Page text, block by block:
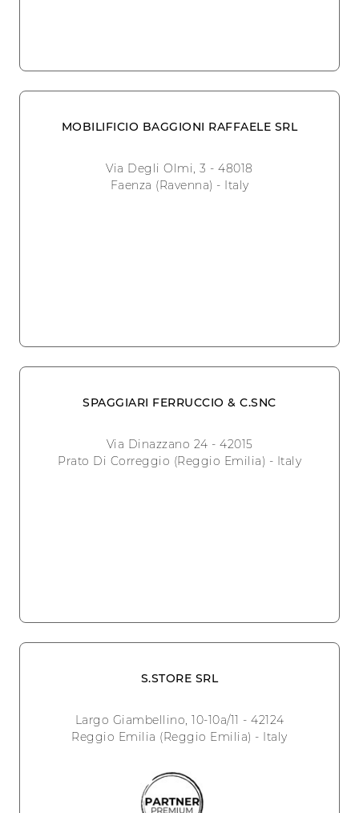
MOBILIFICIO BAGGIONI RAFFAELE SRL
Via Degli Olmi, 3 - 48018
Faenza (Ravenna) - Italy
SPAGGIARI FERRUCCIO & C.SNC
Via Dinazzano 24 - 42015
Prato Di Correggio (Reggio Emilia) - Italy
S.STORE SRL
Largo Giambellino, 10-10a/11 - 42124
Reggio Emilia (Reggio Emilia) - Italy